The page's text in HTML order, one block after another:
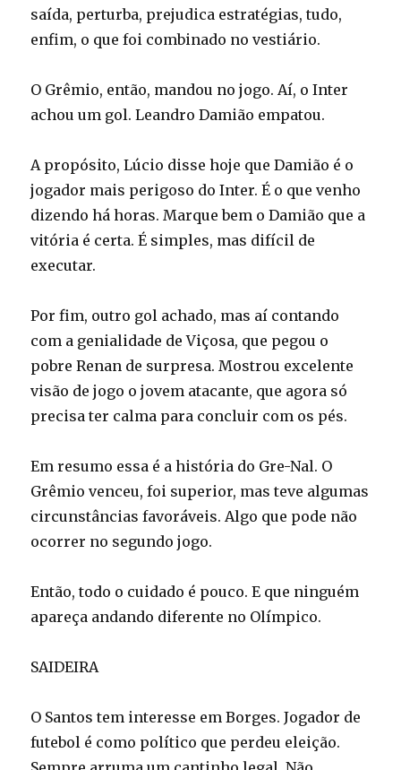
saída, perturba, prejudica estratégias, tudo,
enfim, o que foi combinado no vestiário.
O Grêmio, então, mandou no jogo. Aí, o Inter
achou um gol. Leandro Damião empatou.
A propósito, Lúcio disse hoje que Damião é o
jogador mais perigoso do Inter. É o que venho
dizendo há horas. Marque bem o Damião que a
vitória é certa. É simples, mas difícil de
executar.
Por fim, outro gol achado, mas aí contando
com a genialidade de Viçosa, que pegou o
pobre Renan de surpresa. Mostrou excelente
visão de jogo o jovem atacante, que agora só
precisa ter calma para concluir com os pés.
Em resumo essa é a história do Gre-Nal. O
Grêmio venceu, foi superior, mas teve algumas
circunstâncias favoráveis. Algo que pode não
ocorrer no segundo jogo.
Então, todo o cuidado é pouco. E que ninguém
apareça andando diferente no Olímpico.
SAIDEIRA
O Santos tem interesse em Borges. Jogador de
futebol é como político que perdeu eleição.